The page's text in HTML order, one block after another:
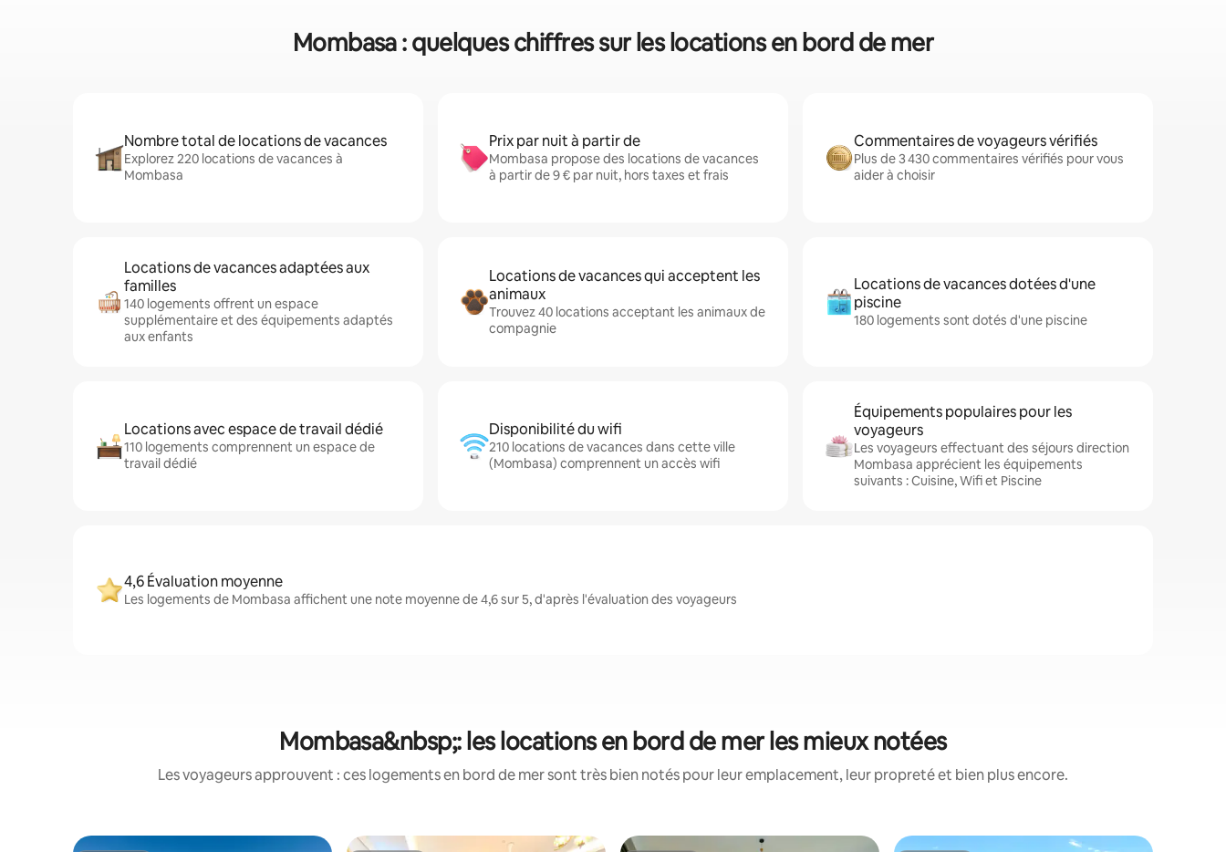
Mombasa : quelques chiffres sur les locations en bord de mer
Nombre total de locations de vacances
Explorez 220 locations de vacances à
Mombasa
Prix par nuit à partir de
Mombasa propose des locations de vacances
à partir de 9 € par nuit, hors taxes et frais
Commentaires de voyageurs vérifiés
Plus de 3 430 commentaires vérifiés pour vous
aider à choisir
Locations de vacances adaptées aux
familles
140 logements offrent un espace
supplémentaire et des équipements adaptés
aux enfants
Locations de vacances qui acceptent les
animaux
Trouvez 40 locations acceptant les animaux de
compagnie
Locations de vacances dotées d'une
piscine
180 logements sont dotés d'une piscine
Locations avec espace de travail dédié
110 logements comprennent un espace de
travail dédié
Disponibilité du wifi
210 locations de vacances dans cette ville
(Mombasa) comprennent un accès wifi
Équipements populaires pour les
voyageurs
Les voyageurs effectuant des séjours direction
Mombasa apprécient les équipements
suivants : Cuisine, Wifi et Piscine
4,6 Évaluation moyenne
Les logements de Mombasa affichent une note moyenne de 4,6 sur 5, d'après l'évaluation des voyageurs
Mombasa&nbsp;: les locations en bord de mer les mieux notées
Les voyageurs approuvent : ces logements en bord de mer sont très bien notés pour leur emplacement, leur propreté et bien plus encore.